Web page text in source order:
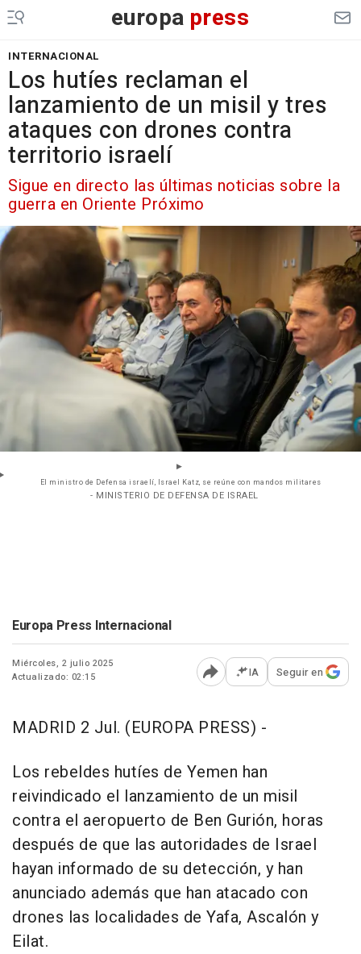
europa press
INTERNACIONAL
Los hutíes reclaman el
lanzamiento de un misil y tres
ataques con drones contra
territorio israelí
Sigue en directo las últimas noticias sobre la
guerra en Oriente Próximo
El ministro de Defensa israelí, Israel Katz, se reúne con mandos militares
- MINISTERIO DE DEFENSA DE ISRAEL
Europa Press Internacional
Miércoles, 2 julio 2025
Actualizado: 02:15
Abrir opciones para
IA Seguir en
MADRID 2 Jul. (EUROPA PRESS) -
Los rebeldes hutíes de Yemen han
reivindicado el lanzamiento de un misil
contra el aeropuerto de Ben Gurión, horas
después de que las autoridades de Israel
hayan informado de su detección, y han
anunciado además que han atacado con
drones las localidades de Yafa, Ascalón y
Eilat.